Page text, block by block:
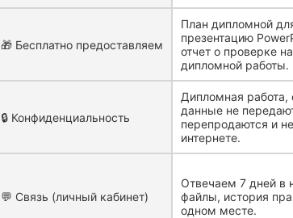
🎁 Бесплатно предоставляем
План дипломной
презентацию
отчет о проверке
дипломной работы.
🔒 Конфиденциальность
Дипломная
данные не
перепродаются и
интернете.
💬 Связь (личный кабинет)
Отвечаем 7 дней в
файлы, история
одном месте.